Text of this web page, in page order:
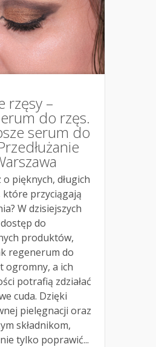
rzęsy –
do rzęs.
serum do
pięknych, długich
które przyciągają
W dzisiejszych
do
produktów,
regenerum do
ogromny, a ich
potrafią zdziałać
cuda. Dzięki
pielęgnacji oraz
składnikom,
tylko poprawić...